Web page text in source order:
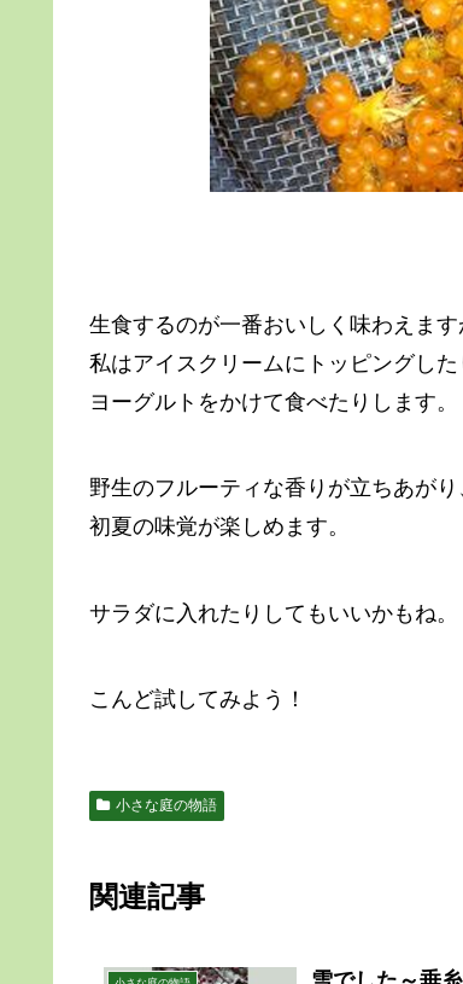
生食するのが一番おいしく味わえます
私はアイスクリームにトッピングした
ヨーグルトをかけて食べたりします。
野生のフルーティな香りが立ちあがり
初夏の味覚が楽しめます。
サラダに入れたりしてもいいかもね。
こんど試してみよう！
小さな庭の物語
関連記事